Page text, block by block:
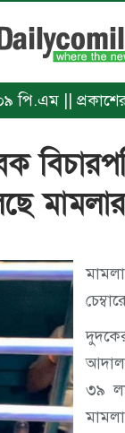
পি.এম ||
৩৯